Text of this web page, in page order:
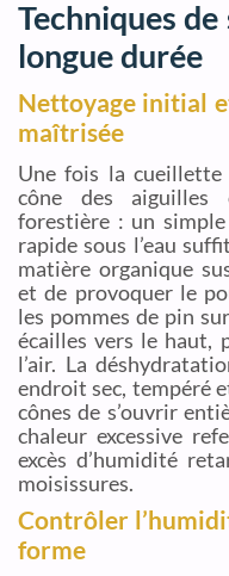
Techniques
longue durée
Nettoyage initial
maîtrisée
Une fois la cueillette
cône des
forestière : un simple
rapide sous l’eau
matière organique
et de provoquer le
les pommes de pin
écailles vers le haut,
l’air. La
endroit sec, tempéré
cônes de s’ouvrir
chaleur excessive
excès d’humidité
moisissures.
Contrôler
forme